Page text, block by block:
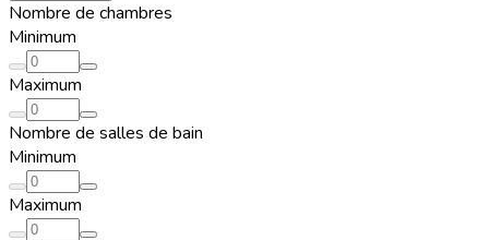
Nombre de chambres
Minimum
Maximum
Nombre de salles de bain
Minimum
Maximum